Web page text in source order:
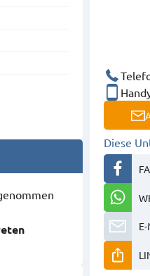
Diese
E-